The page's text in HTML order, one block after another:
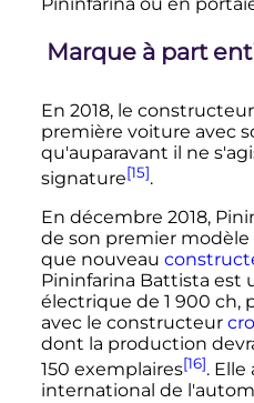
Marque à part
En 2018, le
première voiture avec
qu'auparavant il ne
signature[15].
En décembre 2018,
de son premier modèle
que nouveau
Pininfarina Battista est
électrique de 1 900 ch,
avec le constructeur
dont la production
150 exemplaires[16].
international de